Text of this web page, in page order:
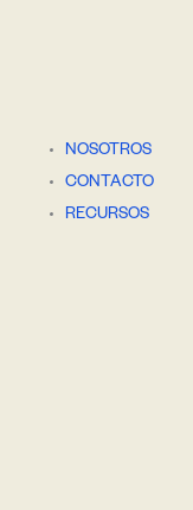
NOSOTROS
CONTACTO
RECURSOS